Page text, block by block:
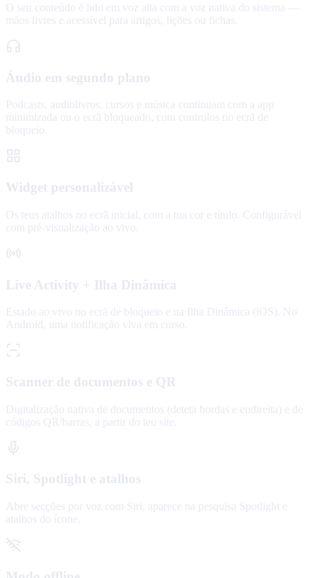
O seu conteúdo é lido em voz alta com a voz nativa do sistema —
mãos livres e acessível para artigos, lições ou fichas.
Áudio em segundo plano
Podcasts, audiolivros, cursos e música continuam com a app
minimizada ou o ecrã bloqueado, com controlos no ecrã de
bloqueio.
Widget personalizável
Os teus atalhos no ecrã inicial, com a tua cor e título. Configurável
com pré-visualização ao vivo.
Live Activity + Ilha Dinâmica
Estado ao vivo no ecrã de bloqueio e na Ilha Dinâmica (iOS). No
Android, uma notificação viva em curso.
Scanner de documentos e QR
Digitalização nativa de documentos (deteta bordas e endireita) e de
códigos QR/barras, a partir do teu site.
Siri, Spotlight e atalhos
Abre secções por voz com Siri, aparece na pesquisa Spotlight e
atalhos do ícone.